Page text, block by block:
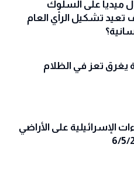
ميديا على السلوك
تعيد تشكيل الرأي العام
يغرق تعز في الظلام
الإسرائيلية على الأراضي